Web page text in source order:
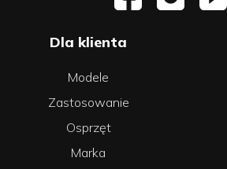
Dla klienta
Modele
Zastosowanie
Osprzęt
Marka